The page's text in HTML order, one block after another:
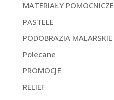
MATERIAŁY POMOCNICZE
PASTELE
PODOBRAZIA MALARSKIE
Polecane
PROMOCJE
RELIEF